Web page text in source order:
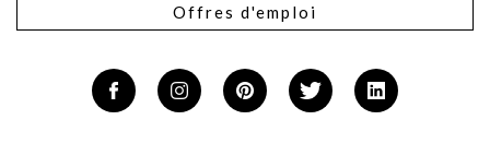
Offres d'emploi